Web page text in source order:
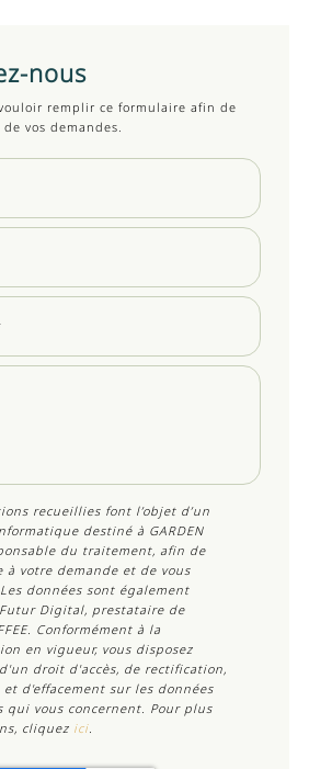
nous
remplir ce formulaire afin de
vos demandes.
recueillies font l’objet d’un
destiné à GARDEN
du traitement, afin de
à votre demande et de vous
données sont également
Digital, prestataire de
Conformément à la
en vigueur, vous disposez
droit d'accès, de rectification,
d'effacement sur les données
qui vous concernent. Pour plus
cliquez ici.